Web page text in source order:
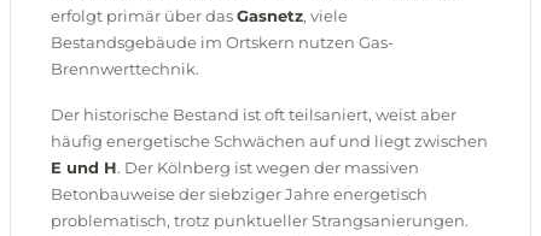
erfolgt primär über dasGasnetz, viele
Bestandsgebäude im Ortskern nutzen Gas-
Brennwerttechnik.
Der historische Bestand ist oft teilsaniert, weist aber
häufig energetische Schwächen auf und liegt zwischen
E und H. Der Kölnberg ist wegen der massiven
Betonbauweise der siebziger Jahre energetisch
problematisch, trotz punktueller Strangsanierungen.